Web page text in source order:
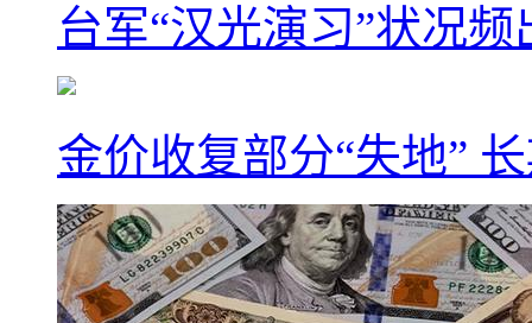
台军“汉光演习”状况
金价收复部分“失地”